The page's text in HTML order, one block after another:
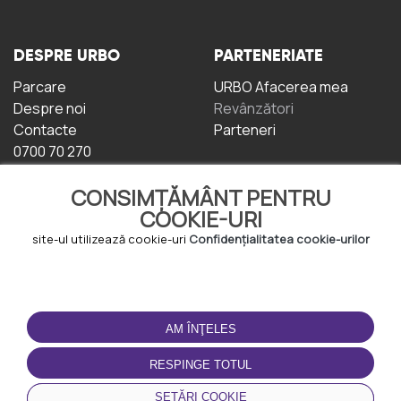
CONSIMȚĂMÂNT PENTRU
COOKIE-URI
site-ul utilizează cookie-uri Confidențialitatea cookie-urilor
AM ÎNŢELES
RESPINGE TOTUL
SETĂRI COOKIE
DESPRE URBO
Parcare
Despre noi
Contacte
0700 70 270
PARTENERIATE
URBO Afacerea mea
Revânzători
Parteneri
TERMENI DE UTILIZARE
Termeni și condiții
Politica de
Confidențialitate
Politica de cookie-uri
DESCĂRCAȚI
APLICAȚIA